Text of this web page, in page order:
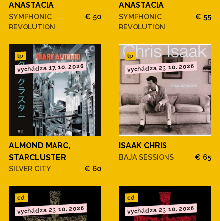
ANASTACIA
SYMPHONIC
REVOLUTION
€ 50
ANASTACIA
SYMPHONIC
REVOLUTION
€ 55
lp
vychádza 17. 10. 2026
ALMOND MARC,
STARCLUSTER
SILVER CITY € 60
lp
vychádza 23. 10. 2026
ISAAK CHRIS
BAJA SESSIONS € 65
cd
vychádza 23. 10. 2026
cd
vychádza 23. 10. 2026